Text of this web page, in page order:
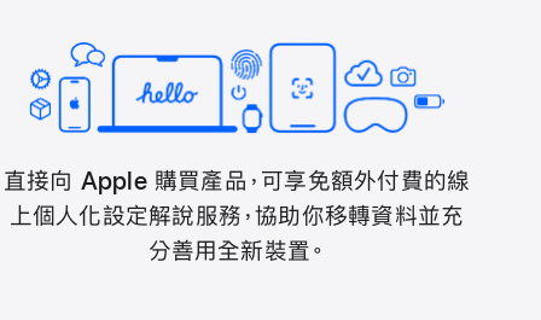
直接向 Apple 購買產品，可享免額外付費的線
上個人化設定解說服務，協助你移轉資料並充
分善用全新裝置。